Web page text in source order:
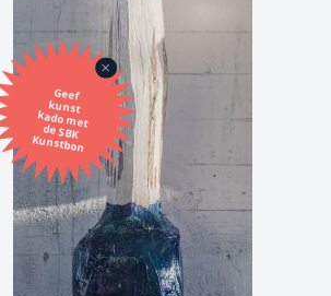
Geef
kunst
kado met
de SBK
Kunstbon